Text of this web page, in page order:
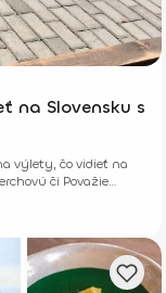
na Slovensku s
výlety, čo vidieť na
či Považie